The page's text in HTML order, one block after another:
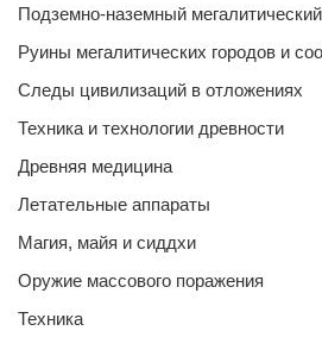
Подземно-наземный
Руины мегалитических городов и
Следы цивилизаций в отложениях
Техника и технологии древности
Древняя медицина
Летательные аппараты
Магия, майя и сиддхи
Оружие массового поражения
Техника